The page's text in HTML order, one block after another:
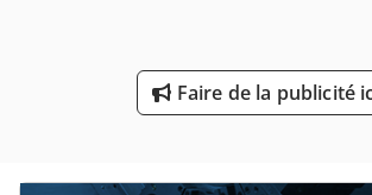
Véhicule De TravailFaire de la publicité